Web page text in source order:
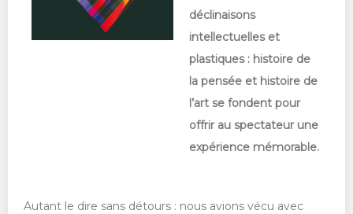
déclinaisons
intellectuelles et
plastiques : histoire de
la pensée et histoire de
l’art se fondent pour
offrir au spectateur une
expérience mémorable.
Autant le dire sans détours : nous avions vécu avec